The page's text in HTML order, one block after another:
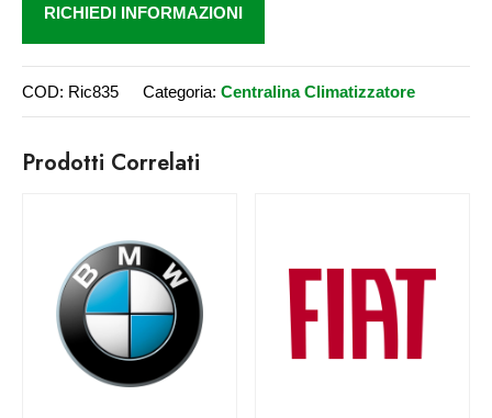
RICHIEDI INFORMAZIONI
COD: Ric835 Categoria: Centralina Climatizzatore
Prodotti Correlati